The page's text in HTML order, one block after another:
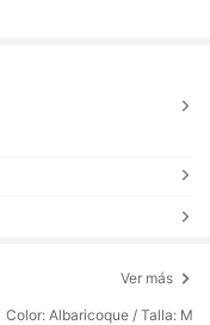
Ver más
Color: Albaricoque / Talla: M